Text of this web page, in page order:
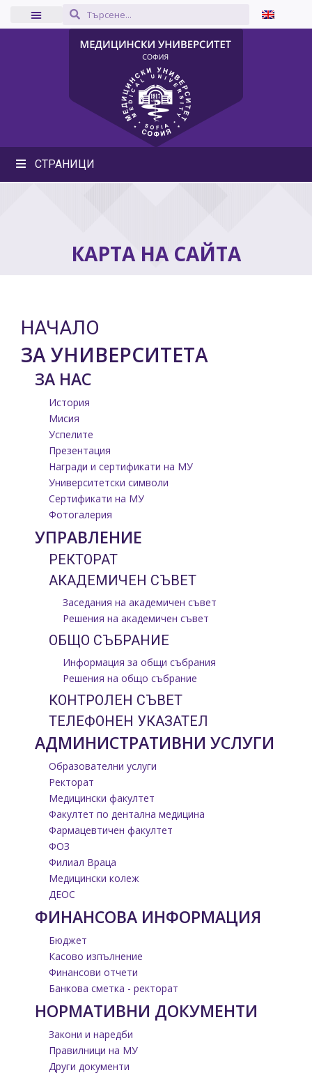
СТРАНИЦИ
КАРТА НА САЙТА
НАЧАЛО
ЗА УНИВЕРСИТЕТА
ЗА НАС
История
Мисия
Успелите
Презентация
Награди и сертификати на МУ
Университетски символи
Сертификати на МУ
Фотогалерия
УПРАВЛЕНИЕ
РЕКТОРАТ
АКАДЕМИЧЕН СЪВЕТ
Заседания на академичен съвет
Решения на академичен съвет
ОБЩО СЪБРАНИЕ
Информация за общи събрания
Решения на общо събрание
КОНТРОЛЕН СЪВЕТ
ТЕЛЕФОНЕН УКАЗАТЕЛ
АДМИНИСТРАТИВНИ УСЛУГИ
Образователни услуги
Ректорат
Медицински факултет
Факултет по дентална медицина
Фармацевтичен факултет
ФОЗ
Филиал Враца
Медицински колеж
ДЕОС
ФИНАНСОВА ИНФОРМАЦИЯ
Бюджет
Касово изпълнение
Финансови отчети
Банкова сметка - ректорат
НОРМАТИВНИ ДОКУМЕНТИ
Закони и наредби
Правилници на МУ
Други документи